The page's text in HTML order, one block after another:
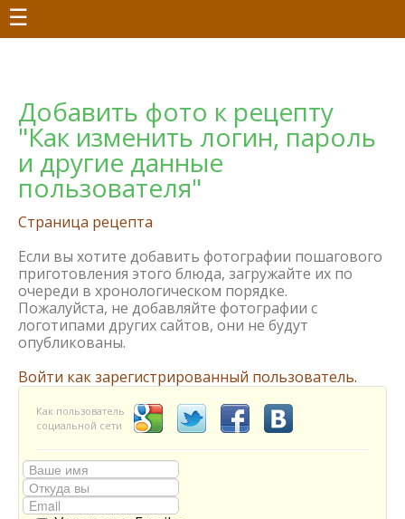
☰
Добавить фото к рецепту
"Как изменить логин, пароль
и другие данные
пользователя"
Страница рецепта
Если вы хотите добавить фотографии пошагового
приготовления этого блюда, загружайте их по
очереди в хронологическом порядке.
Пожалуйста, не добавляйте фотографии с
логотипами других сайтов, они не будут
опубликованы.
Войти как зарегистрированный пользователь.
Как пользователь
социальной сети